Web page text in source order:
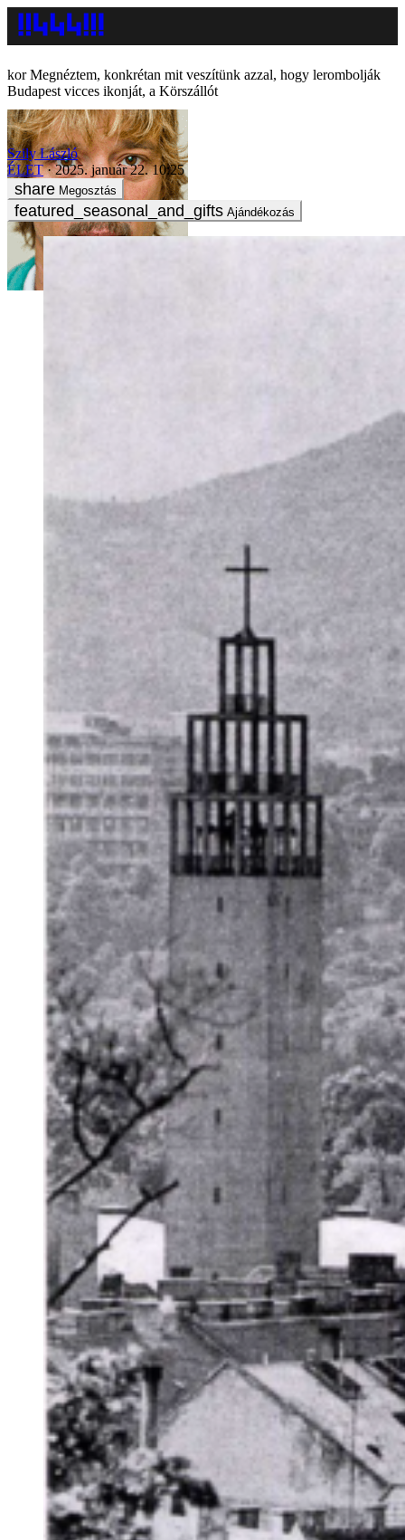
Megnéztem, konkrétan mit veszítünk azzal, hogy lerombolják
Budapest vicces ikonját, a Körszállót
Szily László
ÉLET
2025. január 22. 10:25
Megosztás
Ajándékozás